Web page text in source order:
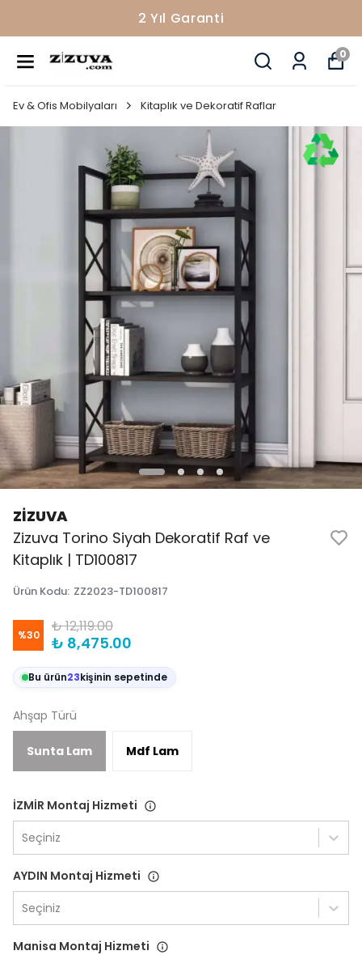
2 Yıl Garanti
0
Ev & Ofis Mobilyaları Kitaplık ve Dekoratif Raflar
ZİZUVA
Zizuva Torino Siyah Dekoratif Raf ve
Kitaplık | TD100817
Ürün Kodu: ZZ2023-TD100817
%30 ₺ 12,119.00
₺ 8,475.00
Bu ürün23kişinin sepetinde
Ahşap Türü
Sunta Lam Mdf Lam
İZMİR Montaj Hizmeti
Seçiniz
AYDIN Montaj Hizmeti
Seçiniz
Manisa Montaj Hizmeti